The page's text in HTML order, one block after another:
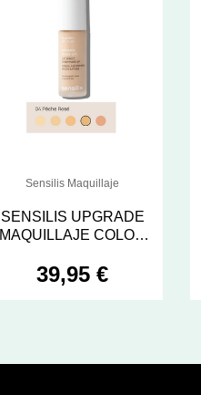
Sensilis Maquillaje
SENSILIS UPGRADE
MAQUILLAJE COLOR
39,95 €